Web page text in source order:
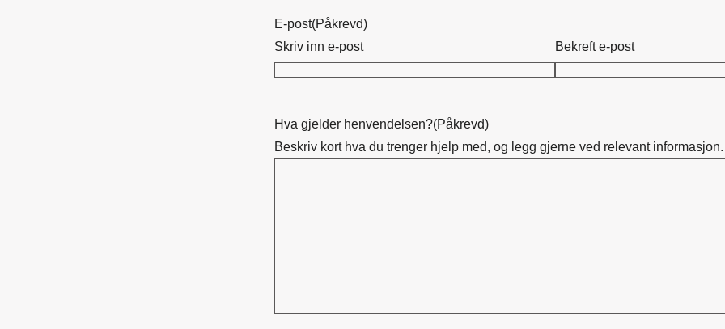
E-post(Påkrevd)
Skriv inn e-post
Bekreft e-post
Hva gjelder henvendelsen?(Påkrevd)
Beskriv kort hva du trenger hjelp med, og legg gjerne ved relevant informasjon.